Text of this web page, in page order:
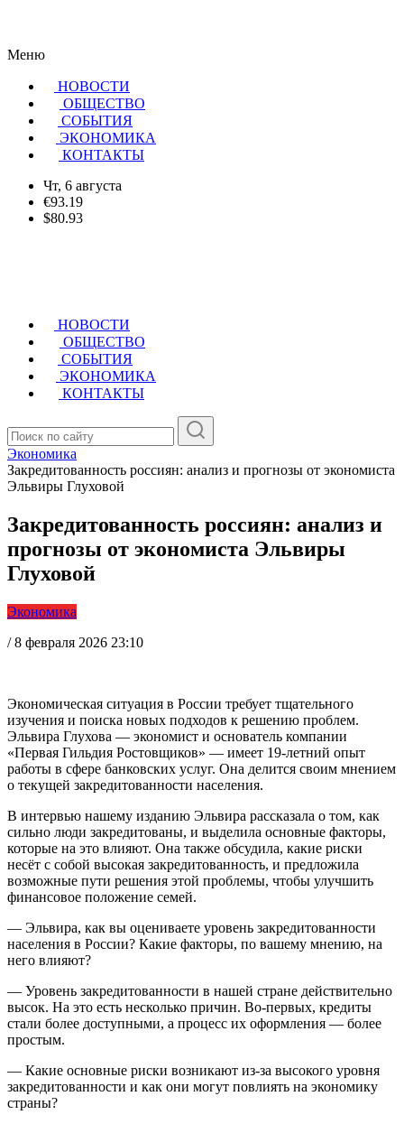
Меню
НОВОСТИ
ОБЩЕСТВО
CОБЫТИЯ
ЭКОНОМИКА
КОНТАКТЫ
Чт, 6 августа
€93.19
$80.93
НОВОСТИ
ОБЩЕСТВО
СОБЫТИЯ
ЭКОНОМИКА
КОНТАКТЫ
Экономика
Закредитованность россиян: анализ и прогнозы от экономиста
Эльвиры Глуховой
Закредитованность россиян: анализ и
прогнозы от экономиста Эльвиры
Глуховой
Экономика
/ 8 февраля 2026 23:10
Экономическая ситуация в России требует тщательного
изучения и поиска новых подходов к решению проблем.
Эльвира Глухова — экономист и основатель компании
«Первая Гильдия Ростовщиков» — имеет 19-летний опыт
работы в сфере банковских услуг. Она делится своим мнением
о текущей закредитованности населения.
В интервью нашему изданию Эльвира рассказала о том, как
сильно люди закредитованы, и выделила основные факторы,
которые на это влияют. Она также обсудила, какие риски
несёт с собой высокая закредитованность, и предложила
возможные пути решения этой проблемы, чтобы улучшить
финансовое положение семей.
— Эльвира, как вы оцениваете уровень закредитованности
населения в России? Какие факторы, по вашему мнению, на
него влияют?
— Уровень закредитованности в нашей стране действительно
высок. На это есть несколько причин. Во-первых, кредиты
стали более доступными, а процесс их оформления — более
простым.
— Какие основные риски возникают из-за высокого уровня
закредитованности и как они могут повлиять на экономику
страны?